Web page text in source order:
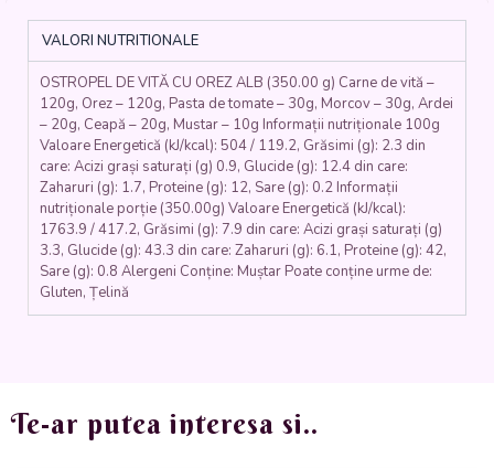
ceapă,
morcovi,
muștar,
orez,
ardei,
roșii)
VALORI NUTRITIONALE
OSTROPEL DE VITĂ CU OREZ ALB (350.00 g) Carne de vită –
120g, Orez – 120g, Pasta de tomate – 30g, Morcov – 30g, Ardei
– 20g, Ceapă – 20g, Mustar – 10g Informații nutriționale 100g
Valoare Energetică (kJ/kcal): 504 / 119.2, Grăsimi (g): 2.3 din
care: Acizi grași saturați (g) 0.9, Glucide (g): 12.4 din care:
Zaharuri (g): 1.7, Proteine (g): 12, Sare (g): 0.2 Informații
nutriționale porție (350.00g) Valoare Energetică (kJ/kcal):
1763.9 / 417.2, Grăsimi (g): 7.9 din care: Acizi grași saturați (g)
3.3, Glucide (g): 43.3 din care: Zaharuri (g): 6.1, Proteine (g): 42,
Sare (g): 0.8 Alergeni Conține: Muștar Poate conține urme de:
Gluten, Țelină
Te-ar putea interesa si..